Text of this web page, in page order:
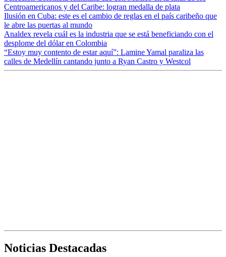
Centroamericanos y del Caribe: logran medalla de plata
Ilusión en Cuba: este es el cambio de reglas en el país caribeño que
le abre las puertas al mundo
Analdex revela cuál es la industria que se está beneficiando con el
desplome del dólar en Colombia
“Estoy muy contento de estar aquí”: Lamine Yamal paraliza las
calles de Medellín cantando junto a Ryan Castro y Westcol
Noticias Destacadas